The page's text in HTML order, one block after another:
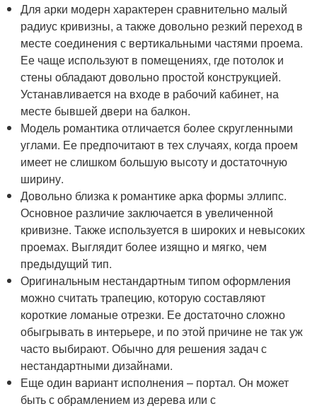
Для арки модерн характерен сравнительно малый
радиус кривизны, а также довольно резкий переход в
месте соединения с вертикальными частями проема.
Ее чаще используют в помещениях, где потолок и
стены обладают довольно простой конструкцией.
Устанавливается на входе в рабочий кабинет, на
месте бывшей двери на балкон.
Модель романтика отличается более скругленными
углами. Ее предпочитают в тех случаях, когда проем
имеет не слишком большую высоту и достаточную
ширину.
Довольно близка к романтике арка формы эллипс.
Основное различие заключается в увеличенной
кривизне. Также используется в широких и невысоких
проемах. Выглядит более изящно и мягко, чем
предыдущий тип.
Оригинальным нестандартным типом оформления
можно считать трапецию, которую составляют
короткие ломаные отрезки. Ее достаточно сложно
обыгрывать в интерьере, и по этой причине не так уж
часто выбирают. Обычно для решения задач с
нестандартными дизайнами.
Еще один вариант исполнения – портал. Он может
быть с обрамлением из дерева или с